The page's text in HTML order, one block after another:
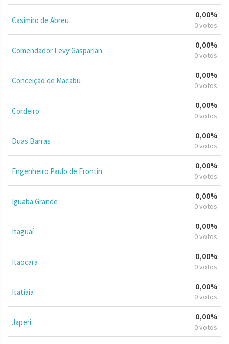
Casimiro de Abreu
0,00%
0 votos
Comendador Levy Gasparian
0,00%
0 votos
Conceição de Macabu
0,00%
0 votos
Cordeiro
0,00%
0 votos
Duas Barras
0,00%
0 votos
Engenheiro Paulo de Frontin
0,00%
0 votos
Iguaba Grande
0,00%
0 votos
Itaguaí
0,00%
0 votos
Itaocara
0,00%
0 votos
Itatiaia
0,00%
0 votos
Japeri
0,00%
0 votos